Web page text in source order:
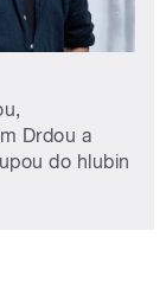
Drdou a
do hlubin